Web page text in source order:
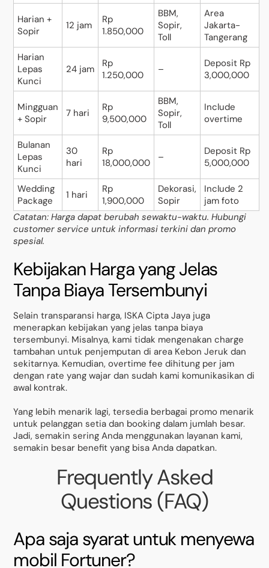
Harian +
Sopir
12 jam
Rp
1.850,000
BBM,
Sopir,
Toll
Area
Jakarta-
Tangerang
Harian
Lepas
Kunci
24 jam
Rp
1.250,000
–
Deposit Rp
3,000,000
Mingguan
+ Sopir
7 hari
Rp
9,500,000
BBM,
Sopir,
Toll
Include
overtime
Bulanan
Lepas
Kunci
30
hari
Rp
18,000,000
–
Deposit Rp
5,000,000
Wedding
Package
1 hari
Rp
1,900,000
Dekorasi,
Sopir
Include 2
jam foto
Catatan: Harga dapat berubah sewaktu-waktu. Hubungi
customer service untuk informasi terkini dan promo
spesial.
Kebijakan Harga yang Jelas
Tanpa Biaya Tersembunyi
Selain transparansi harga, ISKA Cipta Jaya juga
menerapkan kebijakan yang jelas tanpa biaya
tersembunyi. Misalnya, kami tidak mengenakan charge
tambahan untuk penjemputan di area Kebon Jeruk dan
sekitarnya. Kemudian, overtime fee dihitung per jam
dengan rate yang wajar dan sudah kami komunikasikan di
awal kontrak.
Yang lebih menarik lagi, tersedia berbagai promo menarik
untuk pelanggan setia dan booking dalam jumlah besar.
Jadi, semakin sering Anda menggunakan layanan kami,
semakin besar benefit yang bisa Anda dapatkan.
Frequently Asked
Questions (FAQ)
Apa saja syarat untuk menyewa
mobil Fortuner?